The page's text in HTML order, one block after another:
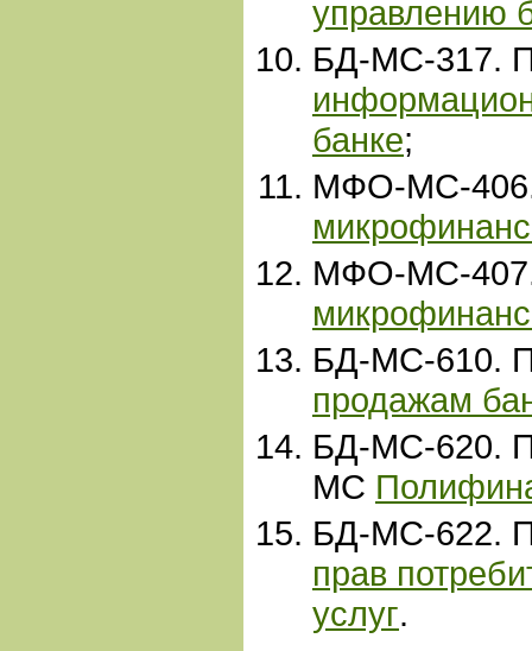
управлению
БД-МС-317.
банке;
МФО-МС-
МФО-МС-
БД-МС-610.
продажам
БД-МС-620.
МС
БД-МС-622.
прав
услуг.